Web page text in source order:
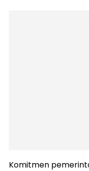
Komitmen